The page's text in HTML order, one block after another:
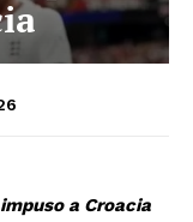
a Croacia